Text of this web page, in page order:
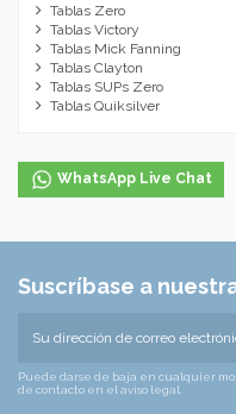
Tablas Zero
Tablas Victory
Tablas Mick Fanning
Tablas Clayton
Tablas SUPs Zero
Tablas Quiksilver
WhatsApp Live Chat
Suscríbase a
Puede darse de baja en cualquier
de contacto en el aviso legal.